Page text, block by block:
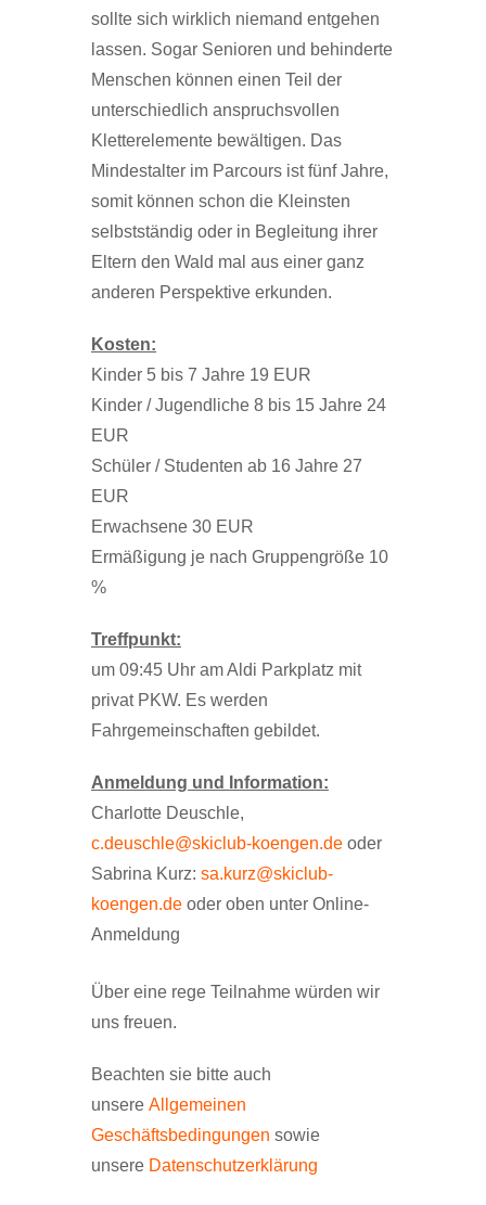
sollte sich wirklich niemand entgehen
lassen. Sogar Senioren und behinderte
Menschen können einen Teil der
unterschiedlich anspruchsvollen
Kletterelemente bewältigen. Das
Mindestalter im Parcours ist fünf Jahre,
somit können schon die Kleinsten
selbstständig oder in Begleitung ihrer
Eltern den Wald mal aus einer ganz
anderen Perspektive erkunden.
Kosten:
Kinder 5 bis 7 Jahre 19 EUR
Kinder / Jugendliche 8 bis 15 Jahre 24
EUR
Schüler / Studenten ab 16 Jahre 27
EUR
Erwachsene 30 EUR
Ermäßigung je nach Gruppengröße 10
%
Treffpunkt:
um 09:45 Uhr am Aldi Parkplatz mit
privat PKW. Es werden
Fahrgemeinschaften gebildet.
Anmeldung und Information:
Charlotte Deuschle,
c.deuschle@skiclub-koengen.de oder
Sabrina Kurz: sa.kurz@skiclub-
koengen.de oder oben unter Online-
Anmeldung
Über eine rege Teilnahme würden wir
uns freuen.
Beachten sie bitte auch
unsere Allgemeinen
Geschäftsbedingungen sowie
unsere Datenschutzerklärung